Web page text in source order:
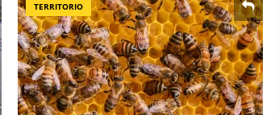
TERRITORIO